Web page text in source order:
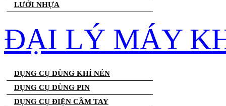
LƯỚI NHỰA
ĐẠI LÝ MÁY
DỤNG CỤ DÙNG KHÍ NÉN
DỤNG CỤ DÙNG PIN
DỤNG CỤ ĐIỆN CẦM TAY